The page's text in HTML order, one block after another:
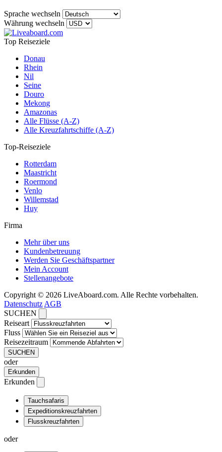
Sprache wechseln
Währung wechseln
Top Reiseziele
Donau
Rhein
Nil
Seine
Douro
Mekong
Amazonas
Alle Flüsse (A-Z)
Alle Kreuzfahrtschiffe (A-Z)
Top-Reiseziele
Rotterdam
Maastricht
Roermond
Venlo
Willemstad
Huy
Firma
Mehr über uns
Kundenbetreuung
Werden Sie Geschäftspartner
Mein Account
Stellenangebote
Copyright © 2026 LiveAboard.com. Alle Rechte vorbehalten.
Datenschutz AGB
SUCHEN
Reiseart
Fluss
Reisezeitraum
SUCHEN
oder
Erkunden
Erkunden
Tauchsafaris
Expeditionskreuzfahrten
Flusskreuzfahrten
oder